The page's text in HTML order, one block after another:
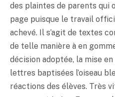
des plaintes de parents qui
page puisque le travail
achevé. Il s’agit de textes
de telle manière à en
décision adoptée, la mise
lettres baptisées l’oiseau
réactions des élèves. Très